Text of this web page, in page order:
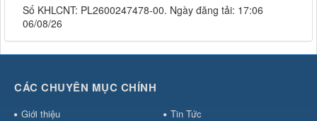
Số KHLCNT: PL2600247478-00. Ngày đăng tải: 17:06
06/08/26
CÁC CHUYÊN MỤC CHÍNH
Giới thiệu
Tin Tức